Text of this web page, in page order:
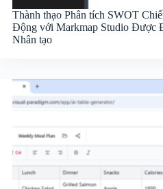
Thành thạo Phân tích SWOT
Động với Markmap Studio Được
Nhân tạo